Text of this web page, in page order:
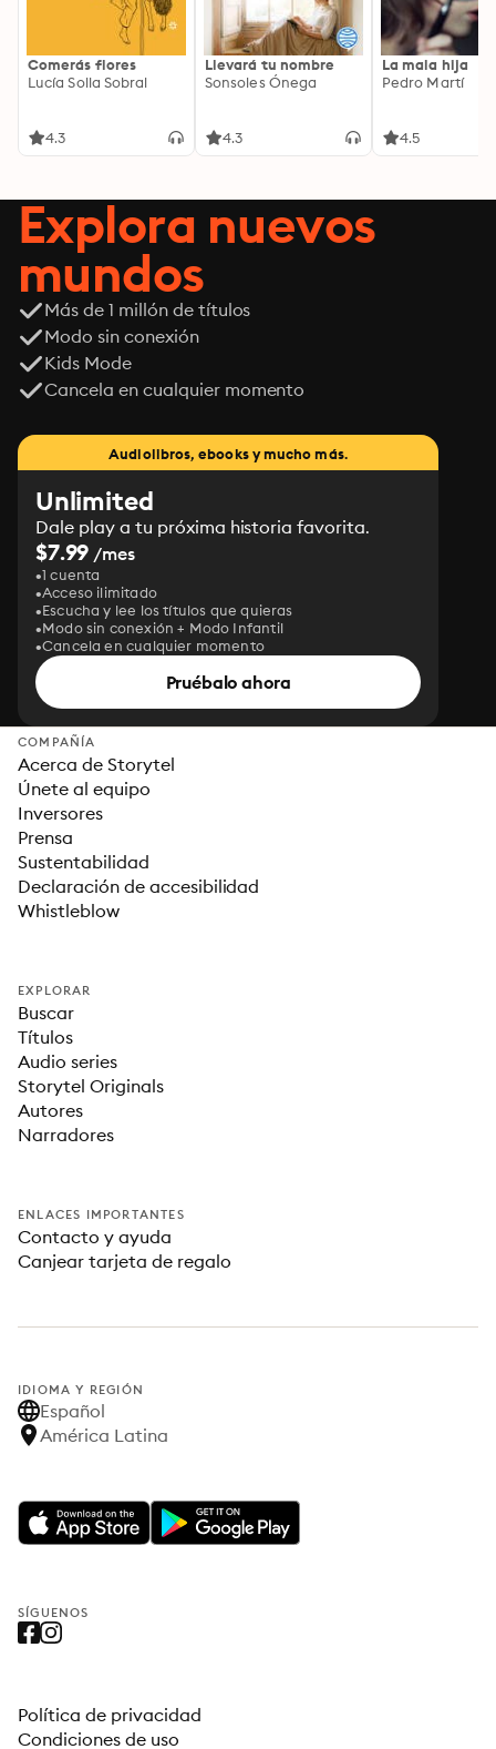
Comerás flores
Lucía Solla Sobral
4.3
Llevará tu nombre
Sonsoles Ónega
4.3
La mala hija
Pedro Martí
4.5
Explora nuevos
mundos
Más de 1 millón de títulos
Modo sin conexión
Kids Mode
Cancela en cualquier momento
Audiolibros, ebooks y mucho más.
Unlimited
Dale play a tu próxima historia favorita.
$7.99 /mes
1 cuenta
Acceso ilimitado
Escucha y lee los títulos que quieras
Modo sin conexión + Modo Infantil
Cancela en cualquier momento
Pruébalo ahora
COMPAÑÍA
Acerca de Storytel
Únete al equipo
Inversores
Prensa
Sustentabilidad
Declaración de accesibilidad
Whistleblow
EXPLORAR
Buscar
Títulos
Audio series
Storytel Originals
Autores
Narradores
ENLACES IMPORTANTES
Contacto y ayuda
Canjear tarjeta de regalo
IDIOMA Y REGIÓN
Español
América Latina
SÍGUENOS
Política de privacidad
Condiciones de uso